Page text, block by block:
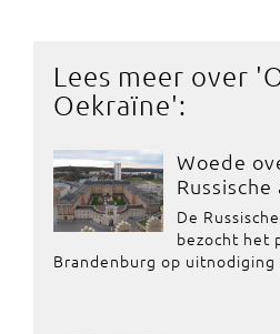
Lees meer over '
Oekraïne':
Woede
De
bezocht het
Brandenburg op uitnodiging